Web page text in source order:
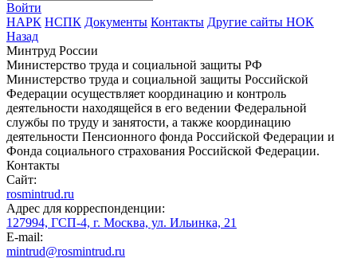
Войти
НАРК НСПК Документы Контакты Другие сайты НОК
Назад
Минтруд России
Министерство труда и социальной защиты РФ
Министерство труда и социальной защиты Российской
Федерации осуществляет координацию и контроль
деятельности находящейся в его ведении Федеральной
службы по труду и занятости, а также координацию
деятельности Пенсионного фонда Российской Федерации и
Фонда социального страхования Российской Федерации.
Контакты
Сайт:
rosmintrud.ru
Адрес для корреспонденции:
127994, ГСП-4, г. Москва, ул. Ильинка, 21
E-mail:
mintrud@rosmintrud.ru